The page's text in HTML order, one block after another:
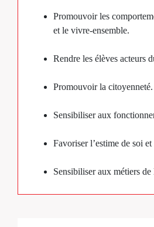
Promouvoir les
et le vivre-ensemble.
Rendre les élèves acteurs
Promouvoir la citoyenneté.
Sensibiliser aux
Favoriser l’estime de soi et
Sensibiliser aux métiers de